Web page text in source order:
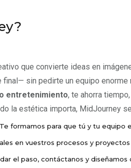
que convierte ideas en
sin pedirte un equipo enorme
entretenimiento, te ahorra
la estética importa, MidJourney
Te formamos para que tú y tu equipo
en vuestros procesos y
el paso, contáctanos y diseñamos